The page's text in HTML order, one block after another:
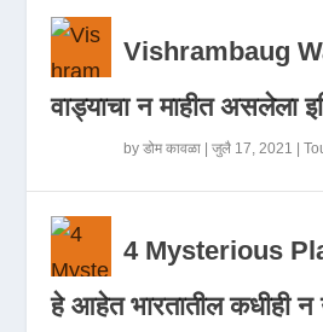
Vishrambaug
वाड्याचा न माहीत असलेला
byडोम कावळा |जुलै 17, 2021 |
4 Mysterious
हे आहेत भारतातील कधीही